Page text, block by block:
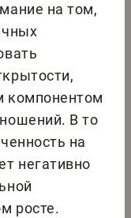
на том,
компонентом
В то
на
негативно
росте.